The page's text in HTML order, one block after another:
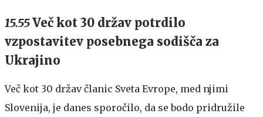
15.55Več kot 30 držav potrdilo
vzpostavitev posebnega sodišča za
Ukrajino
Več kot 30 držav članic Sveta Evrope, med njimi
Slovenija, je danes sporočilo, da se bodo pridružile